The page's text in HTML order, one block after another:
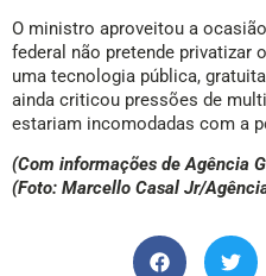
O ministro aproveitou a
federal não pretende privatizar
uma tecnologia pública,
ainda criticou pressões de
estariam incomodadas com a
(Com informações de Agência
(Foto: Marcello Casal Jr/